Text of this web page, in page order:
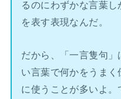
るのにわずかな言葉
を表す表現なんだ。
だから、「一言隻句
い言葉で何かをうまく
に使うことが多いよ